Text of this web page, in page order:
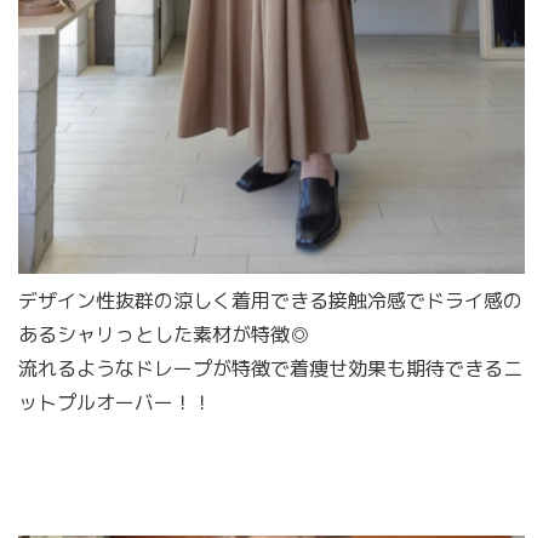
デザイン性抜群の涼しく着用できる接触冷感でドライ感の
あるシャリっとした素材が特徴◎
流れるようなドレープが特徴で着痩せ効果も期待できるニ
ットプルオーバー！！